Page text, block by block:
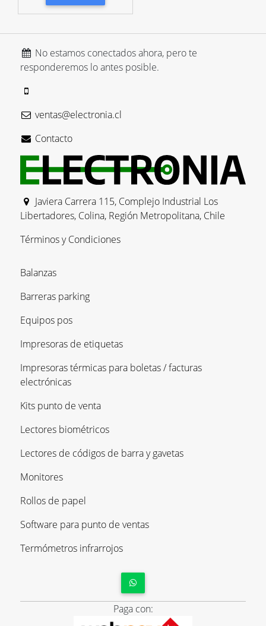
No estamos conectados ahora, pero te
responderemos lo antes posible.
ventas@electronia.cl
Contacto
Javiera Carrera 115, Complejo Industrial Los
Libertadores, Colina, Región Metropolitana, Chile
Términos y Condiciones
Balanzas
Barreras parking
Equipos pos
Impresoras de etiquetas
Impresoras térmicas para boletas / facturas
electrónicas
Kits punto de venta
Lectores biométricos
Lectores de códigos de barra y gavetas
Monitores
Rollos de papel
Software para punto de ventas
Termómetros infrarrojos
Paga con: